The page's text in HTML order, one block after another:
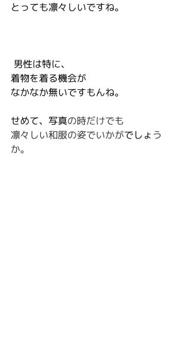
とっても凛々しいですね。
男性は特に、
着物を着る機会が
なかなか無いですもんね。
せめて、写真の時だけでも
凛々しい和服の姿でいかがでしょ う
か。